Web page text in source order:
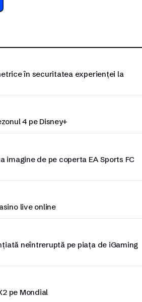
în securitatea experienței la
4 pe Disney+
imagine de pe coperta EA Sports FC
live online
neîntreruptă pe piața de iGaming
pe Mondial